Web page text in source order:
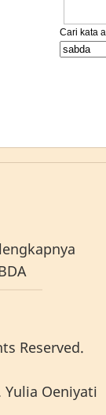
Reserved.
Yulia Oeniyati